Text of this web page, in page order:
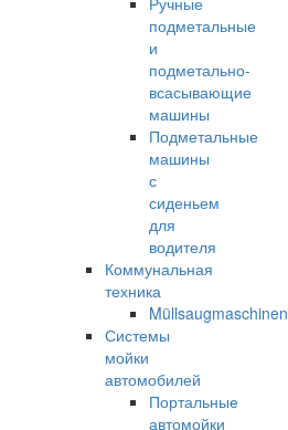
подметальные
и
подметально-
всасывающие
машины
Подметальные
машины
с
сиденьем
для
водителя
Коммунальная
техника
Müllsaugmaschinen
Системы
мойки
автомобилей
Портальные
автомойки